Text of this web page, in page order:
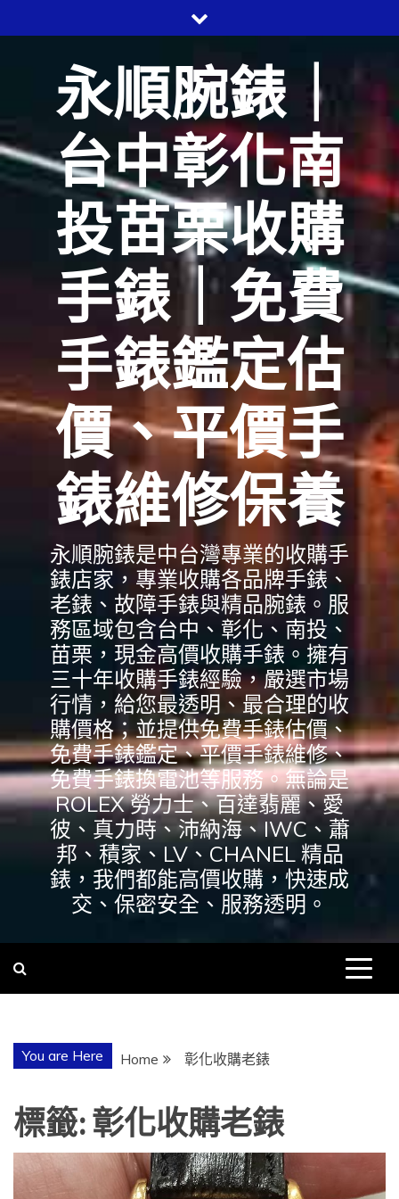
to
永順腕錶｜
台中彰化南
投苗栗收購
手錶｜免費
手錶鑑定估
價、平價手
錶維修保養
永順腕錶是中台灣專業的收購手
錶店家，專業收購各品牌手錶、
老錶、故障手錶與精品腕錶。服
務區域包含台中、彰化、南投、
苗栗，現金高價收購手錶。擁有
三十年收購手錶經驗，嚴選市場
行情，給您最透明、最合理的收
購價格；並提供免費手錶估價、
免費手錶鑑定、平價手錶維修、
免費手錶換電池等服務。無論是
ROLEX 勞力士、百達翡麗、愛
彼、真力時、沛納海、IWC、蕭
邦、積家、LV、CHANEL 精品
錶，我們都能高價收購，快速成
交、保密安全、服務透明。
You are Here Home 彰化收購老錶
標籤:彰化收購老錶